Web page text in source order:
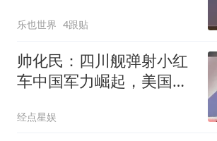
乐也世界 4跟贴
帅化民：四川舰弹射小红
车中国军力崛起，美国军
经点星娱